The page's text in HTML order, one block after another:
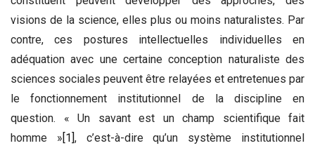
visions de la science, elles plus ou moins naturalistes. Par
contre, ces postures intellectuelles individuelles en
adéquation avec une certaine conception naturaliste des
sciences sociales peuvent être relayées et entretenues par
le fonctionnement institutionnel de la discipline en
question. « Un savant est un champ scientifique fait
homme » [1] , c’est-à-dire qu’un système institutionnel